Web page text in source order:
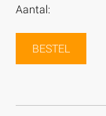
Aantal:
BESTEL